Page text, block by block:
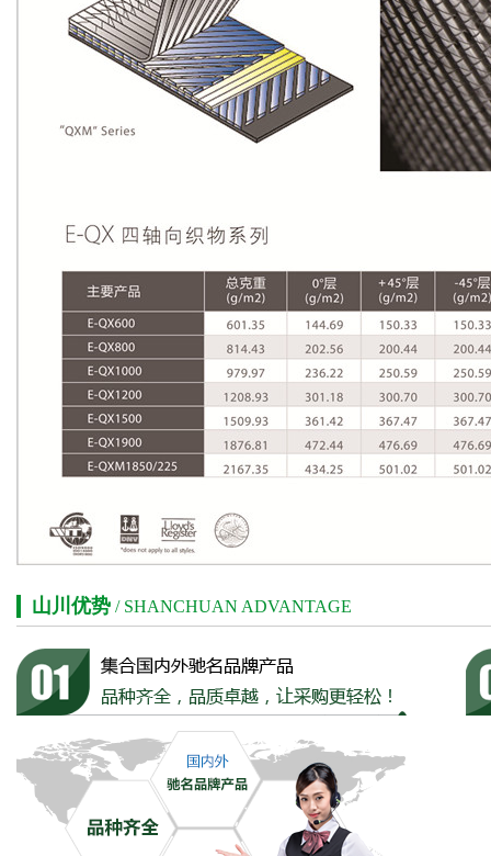
山川优势 / SHANCHUAN ADVANTAGE